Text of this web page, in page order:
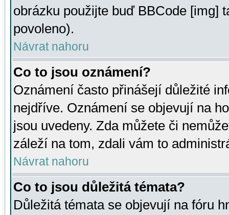
obrázku použijte buď BBCode [img]
povoleno).
Návrat nahoru
Co to jsou oznámení?
Oznámení často přinášejí důležité
nejdříve. Oznámení se objevují na
jsou uvedeny. Zda můžete či
záleží na tom, zdali vám to
Návrat nahoru
Co to jsou důležitá témata?
Důležitá témata se objevují na fóru